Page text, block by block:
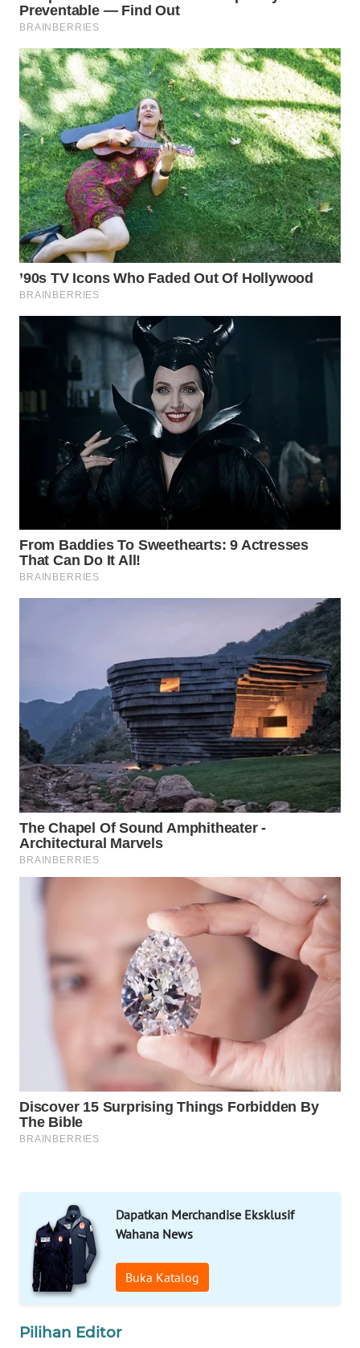
Dapatkan Merchandise Eksklusif
Wahana News
Buka Katalog
Pilihan Editor
Network
KONSUMEN
LISTRIK
MASYARAKAT
KELISTRIKAN
WALINKI
ID
MAWAKA
ID
MARTABAT
MKLI
LPKKI
LKKI
KOPEKLIN
PORTAL
KONSUMEN
ALPERKLINAS
FORJASIDA
TAMBANG
NEWS
SITUNGIR
NEWS
SIBARAGAS
NEWS
NEWS
MEDAN
NEWS
NEWS
KRT
NEWS
KARING